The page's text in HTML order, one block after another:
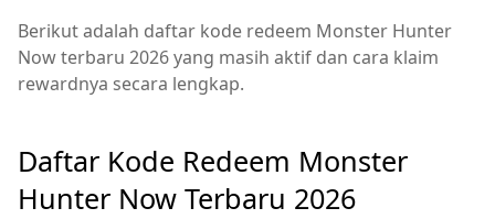
Berikut adalah daftar kode redeem Monster Hunter
Now terbaru 2026 yang masih aktif dan cara klaim
rewardnya secara lengkap.
Daftar Kode Redeem Monster
Hunter Now Terbaru 2026